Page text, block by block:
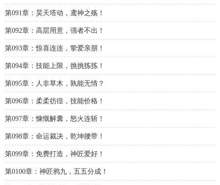
第091章：昊天塔动，鸢神之殇！
第092章：高层用意，强者不出！
第093章：惊喜连连，挚爱亲朋！
第094章：技能上限，挑挑拣拣！
第095章：人非草木，孰能无情？
第096章：柔柔彷徨，技能价格！
第097章：慷慨解囊，怒火连斩！
第098章：命运裁决，乾坤腰带！
第099章：免费打造，神匠爱好！
第0100章：神匠鸦九，五五分成！